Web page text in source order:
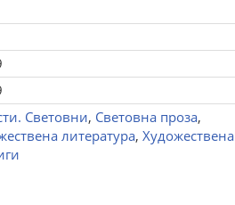
Световни, Световна проза,
литература, Художествена